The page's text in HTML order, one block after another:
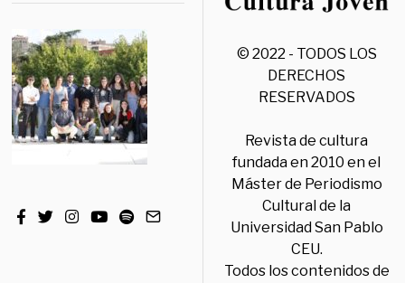
© 2022 - TODOS LOS
DERECHOS
RESERVADOS
Revista de cultura
fundada en 2010 en el
Máster de Periodismo
Cultural de la
Universidad San Pablo
CEU.
Todos los contenidos de